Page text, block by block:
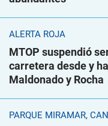
ALERTA ROJA
MTOP suspendió
carretera desde y
Maldonado y Rocha
PARQUE MIRAMAR,